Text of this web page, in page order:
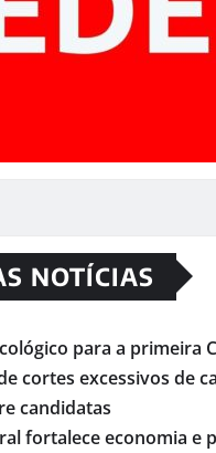
NOTÍCIAS
para a primeira
cortes excessivos de
candidatas
fortalece economia e